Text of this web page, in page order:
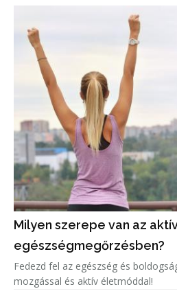
Milyen szerepe van az
egészségmegőrzésben?
Fedezd fel az egészség és
mozgással és aktív életmóddal!